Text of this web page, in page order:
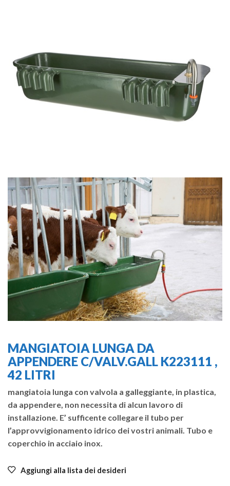
MANGIATOIA LUNGA DA
APPENDERE C/VALV.GALL K223111 ,
42 LITRI
mangiatoia lunga con valvola a galleggiante, in plastica,
da appendere, non necessita di alcun lavoro di
installazione. E’ sufficente collegare il tubo per
l’approvvigionamento idrico dei vostri animali. Tubo e
coperchio in acciaio inox.
Aggiungi alla lista dei desideri